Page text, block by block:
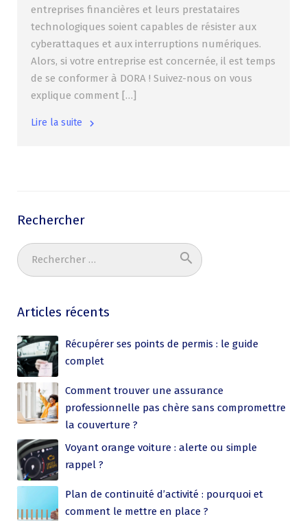
entreprises financières et leurs prestataires
technologiques soient capables de résister aux
cyberattaques et aux interruptions numériques.
Alors, si votre entreprise est concernée, il est temps
de se conformer à DORA ! Suivez-nous on vous
explique comment […]
Lire la suite
Rechercher
search
Ok
Articles récents
Récupérer ses points de permis : le guide
complet
Comment trouver une assurance
professionnelle pas chère sans compromettre
la couverture ?
Voyant orange voiture : alerte ou simple
rappel ?
Plan de continuité d’activité : pourquoi et
comment le mettre en place ?